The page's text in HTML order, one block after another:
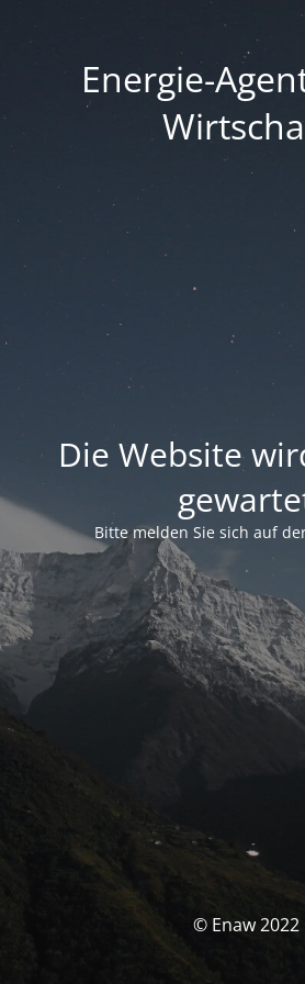
Energie-
Die Website
Bitte melden Sie sich auf
© Enaw 2022